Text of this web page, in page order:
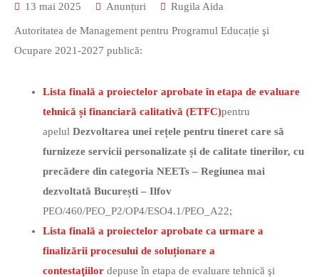
13 mai 2025 Anunțuri Rugila Aida
Autoritatea de Management pentru Programul Educație şi
Ocupare 2021-2027 publică:
Lista finală a proiectelor aprobate în etapa de evaluare
tehnică și financiară calitativă (ETFC)pentru
apelul Dezvoltarea unei rețele pentru tineret care să
furnizeze servicii personalizate și de calitate tinerilor, cu
precădere din categoria NEETs – Regiunea mai
dezvoltată București – Ilfov
PEO/460/PEO_P2/OP4/ESO4.1/PEO_A22;
Lista finală a proiectelor aprobate ca urmare a
finalizării procesului de soluționare a
contestaţiilor depuse în etapa de evaluare tehnică şi